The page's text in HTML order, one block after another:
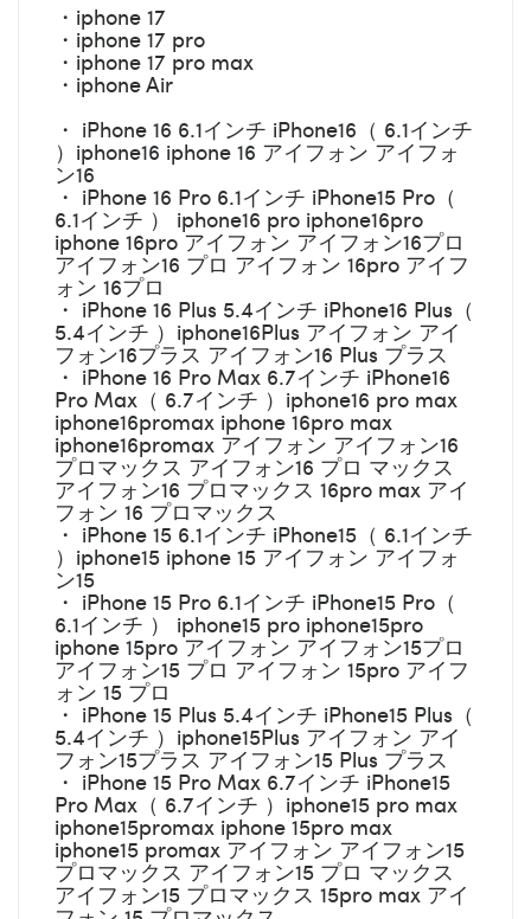
・iphone 17
・iphone 17 pro
・iphone 17 pro max
・iphone Air
・ iPhone 16 6.1インチ iPhone16（ 6.1インチ
）iphone16 iphone 16 アイフォン アイフォ
ン16
・ iPhone 16 Pro 6.1インチ iPhone15 Pro（
6.1インチ ） iphone16 pro iphone16pro
iphone 16pro アイフォン アイフォン16プロ
アイフォン16 プロ アイフォン 16pro アイフ
ォン 16プロ
・ iPhone 16 Plus 5.4インチ iPhone16 Plus（
5.4インチ ）iphone16Plus アイフォン アイ
フォン16プラス アイフォン16 Plus プラス
・ iPhone 16 Pro Max 6.7インチ iPhone16
Pro Max（ 6.7インチ ）iphone16 pro max
iphone16promax iphone 16pro max
iphone16promax アイフォン アイフォン16
プロマックス アイフォン16 プロ マックス
アイフォン16 プロマックス 16pro max アイ
フォン 16 プロマックス
・ iPhone 15 6.1インチ iPhone15（ 6.1インチ
）iphone15 iphone 15 アイフォン アイフォ
ン15
・ iPhone 15 Pro 6.1インチ iPhone15 Pro（
6.1インチ ） iphone15 pro iphone15pro
iphone 15pro アイフォン アイフォン15プロ
アイフォン15 プロ アイフォン 15pro アイフ
ォン 15 プロ
・ iPhone 15 Plus 5.4インチ iPhone15 Plus（
5.4インチ ）iphone15Plus アイフォン アイ
フォン15プラス アイフォン15 Plus プラス
・ iPhone 15 Pro Max 6.7インチ iPhone15
Pro Max（ 6.7インチ ）iphone15 pro max
iphone15promax iphone 15pro max
iphone15 promax アイフォン アイフォン15
プロマックス アイフォン15 プロ マックス
アイフォン15 プロマックス 15pro max アイ